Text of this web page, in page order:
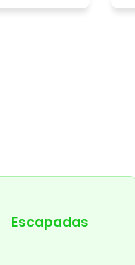
Escapadas